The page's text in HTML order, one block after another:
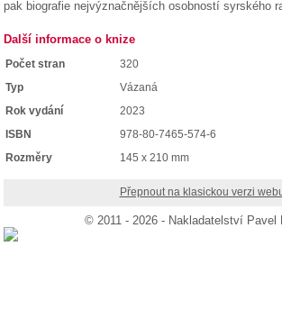
pak biografie nejvýznačnějších osobností syrského
Další informace o knize
Počet stran
320
Typ
Vázaná
Rok vydání
2023
ISBN
978-80-7465-574-6
Rozměry
145 x 210 mm
Přepnout na klasickou verzi
© 2011 - 2026 - Nakladatelství Pavel